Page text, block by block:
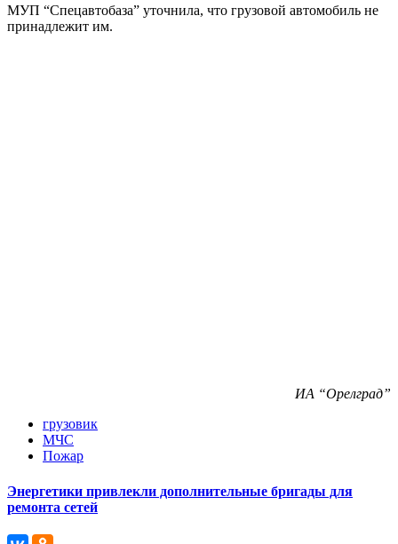
МУП “Спецавтобаза” уточнила, что грузовой автомобиль не
принадлежит им.
ИА “Орелград”
грузовик
МЧС
Пожар
Энергетики привлекли дополнительные бригады для
ремонта сетей